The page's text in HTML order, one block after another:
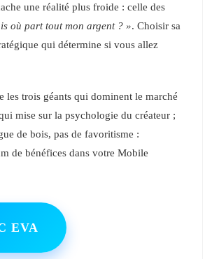
une réalité plus froide : celle des
où part tout mon argent ? ». Choisir sa
qui détermine si vous allez
les trois géants qui dominent le marché
mise sur la psychologie du créateur ;
de bois, pas de favoritisme :
de bénéfices dans votre Mobile
EVA